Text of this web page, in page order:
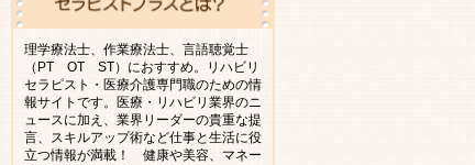
理学療法士、作業療法士、言語聴覚士
（PT OT ST）におすすめ。リハビリ
セラピスト・医療介護専門職のための情
報サイトです。医療・リハビリ業界のニ
ュースに加え、業界リーダーの貴重な提
言、スキルアップ術など仕事と生活に役
立つ情報が満載！ 健康や美容、マネー